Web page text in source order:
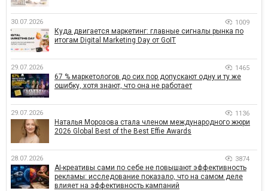
30.07.2026 1009
Куда двигается маркетинг: главные сигналы рынка по
итогам Digital Marketing Day от GoIT
29.07.2026 1465
67 % маркетологов до сих пор допускают одну и ту же
ошибку, хотя знают, что она не работает
29.07.2026 1136
Наталья Морозова стала членом международного жюри
2026 Global Best of the Best Effie Awards
28.07.2026 3874
AI-креативы сами по себе не повышают эффективность
рекламы: исследование показало, что на самом деле
влияет на эффективность кампаний